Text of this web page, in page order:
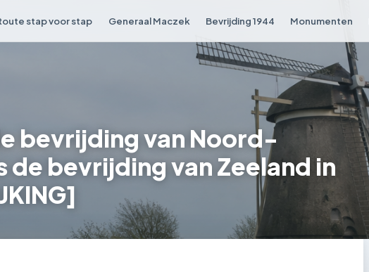
stap voor stap Generaal Maczek Bevrijding 1944 Monumenten
bevrijding van Noord-
de bevrijding van Zeeland in